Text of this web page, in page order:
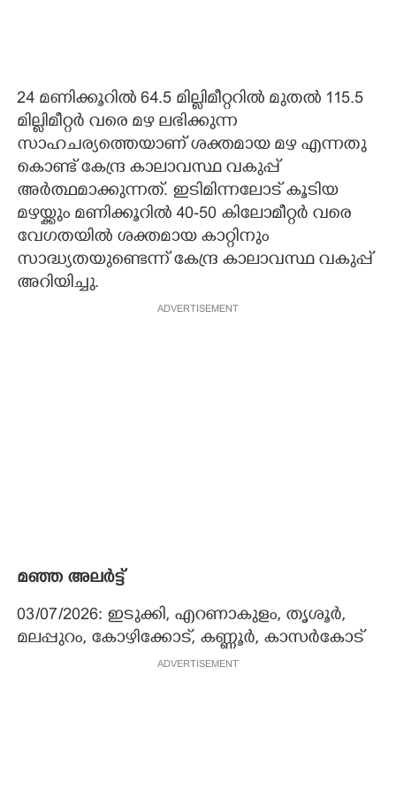
24 മണിക്കൂറിൽ 64.5 മില്ലിമീറ്ററിൽ മുതൽ 115.5
മില്ലിമീറ്റർ വരെ മഴ ലഭിക്കുന്ന
സാഹചര്യത്തെയാണ് ശക്തമായ മഴ എന്നതു
കൊണ്ട് കേന്ദ്ര കാലാവസ്ഥ വകുപ്പ്
അർത്ഥമാക്കുന്നത്. ഇടിമിന്നലോട് കൂടിയ
മഴയ്ക്കും മണിക്കൂറിൽ 40-50 കിലോമീറ്റർ വരെ
വേഗതയിൽ ശക്തമായ കാറ്റിനും
സാദ്ധ്യതയുണ്ടെന്ന് കേന്ദ്ര കാലാവസ്ഥ വകുപ്പ്
അറിയിച്ചു.
ADVERTISEMENT
മഞ്ഞ അലർട്ട്
03/07/2026: ഇടുക്കി, എറണാകുളം, തൃശൂർ,
മലപ്പുറം, കോഴിക്കോട്, കണ്ണൂർ, കാസർകോട്
ADVERTISEMENT